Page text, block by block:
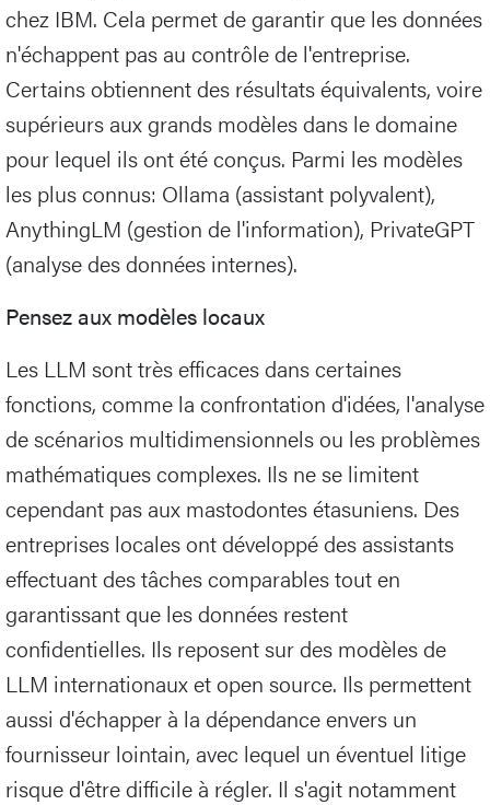
chez IBM. Cela permet de garantir que les données
n'échappent pas au contrôle de l'entreprise.
Certains obtiennent des résultats équivalents, voire
supérieurs aux grands modèles dans le domaine
pour lequel ils ont été conçus. Parmi les modèles
les plus connus: Ollama (assistant polyvalent),
AnythingLM (gestion de l'information), PrivateGPT
(analyse des données internes).
Pensez aux modèles locaux
Les LLM sont très efficaces dans certaines
fonctions, comme la confrontation d'idées, l'analyse
de scénarios multidimensionnels ou les problèmes
mathématiques complexes. Ils ne se limitent
cependant pas aux mastodontes étasuniens. Des
entreprises locales ont développé des assistants
effectuant des tâches comparables tout en
garantissant que les données restent
confidentielles. Ils reposent sur des modèles de
LLM internationaux et open source. Ils permettent
aussi d'échapper à la dépendance envers un
fournisseur lointain, avec lequel un éventuel litige
risque d'être difficile à régler. Il s'agit notamment